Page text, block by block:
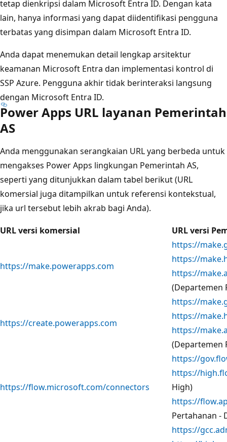
tetap dienkripsi dalam Microsoft Entra ID. Dengan kata
lain, hanya informasi yang dapat diidentifikasi pengguna
terbatas yang disimpan dalam Microsoft Entra ID.
Anda dapat menemukan detail lengkap arsitektur
keamanan Microsoft Entra dan implementasi kontrol di
SSP Azure. Pengguna akhir tidak berinteraksi langsung
dengan Microsoft Entra ID.
Power Apps URL layanan Pemerintah
AS
Anda menggunakan serangkaian URL yang berbeda untuk
mengakses Power Apps lingkungan Pemerintah AS,
seperti yang ditunjukkan dalam tabel berikut (URL
komersial juga ditampilkan untuk referensi kontekstual,
jika url tersebut lebih akrab bagi Anda).
URL versi komersial
URL versi
https://make.powerapps.com
https://
https://
https://
(Departemen
https://create.powerapps.com
https://
https://
https://
(Departemen
https://flow.microsoft.com/connectors
https://
https://
High)
https://
Pertahanan -
https://